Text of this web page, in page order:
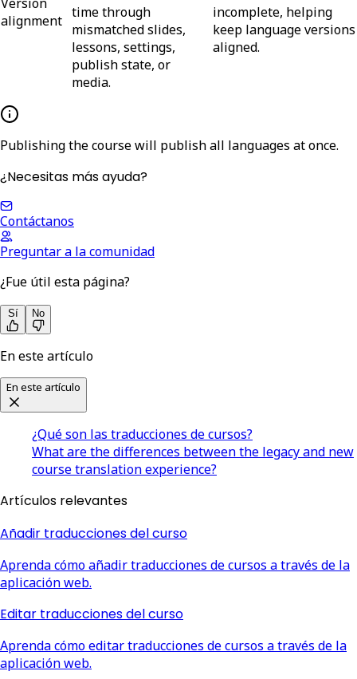
alignment time through
mismatched slides,
lessons, settings,
publish state, or
media.
incomplete, helping
keep language versions
aligned.
Publishing the course will publish all languages at once.
¿Necesitas más ayuda?
Contáctanos
Preguntar a la comunidad
¿Fue útil esta página?
Sí No
En este artículo
En este artículo
¿Qué son las traducciones de cursos?
What are the differences between the legacy and new
course translation experience?
Artículos relevantes
Añadir traducciones del curso
Aprenda cómo añadir traducciones de cursos a través de la
aplicación web.
Editar traducciones del curso
Aprenda cómo editar traducciones de cursos a través de la
aplicación web.